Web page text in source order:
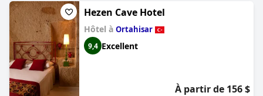
Hezen Cave Hotel
Hôtel à Ortahisar
9,4 Excellent
À partir de 156 $